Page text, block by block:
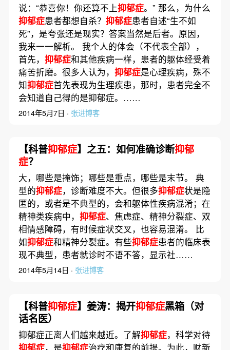
说：“恭喜你！你还算不上抑郁症。” 那么，为什么
抑郁症患者都想自杀？ 抑郁症患者自述“生不如
死”，是夸张还是现实？答案当然是后者。原因，
我来一一解析。 我个人的体会（不代表全部），
首先， 抑郁症和其他疾病一样，患者的躯体经受着
痛苦折磨。很多人认为， 抑郁症是心理疾病，殊不
知抑郁症首先表现为生理疾患，那时，患者完全不
会知道自己得的是抑郁症。……
2014年5月7日 · 张进博客
【科普抑郁症】之五：如何准确诊断抑郁
症？
大，哪些是掩饰；哪些是重点，哪些是末节。 典
型的抑郁症，诊断难度不大。但很多抑郁症状是隐
匿的，或者是不典型的，会和躯体性疾病混淆；在
精神类疾病中， 抑郁症、焦虑症、精神分裂症、双
相情感障碍，有时候症状交叉，也容易混淆。 比
如抑郁症和精神分裂症。有些抑郁症患者的临床表
现不典型，患者就诊时不语不答，显示社……
2014年5月14日 · 张进博客
【科普抑郁症】姜涛：揭开抑郁症黑箱（对
话名医）
抑郁症正离人们越来越近。了解抑郁症，科学对待
抑郁症，是抑郁症治疗和康复的前提。为此，财新